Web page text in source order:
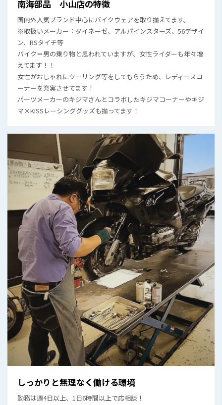
南海部品 小山店の特徴
国内外人気ブランド中心にバイクウェアを取り揃えてます。
※取扱いメーカー：ダイネーゼ、アルパインスターズ、56デザイ
ン、RSタイチ等
バイク＝男の乗り物と思われていますが、女性ライダーも年々増
えてます！！
女性がおしゃれにツーリング等をしてもらうため、レディースコ
ーナーを充実させてます！
パーツメーカーのキジマさんとコラボしたキジマコーナーやキジ
マ×KISSレーシンググッズも揃ってます！
しっかりと無理なく働ける環境
勤務は週4⽇以上、1⽇6時間以上で応相談！